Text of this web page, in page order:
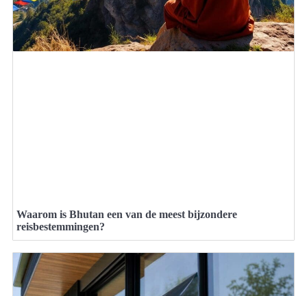
Waarom is Bhutan een van de meest bijzondere
reisbestemmingen?